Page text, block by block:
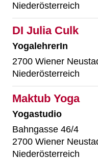
Niederösterreich
DI Julia Culk
YogalehrerIn
2700 Wiener
Niederösterreich
Maktub Yoga
Yogastudio
Bahngasse 46/4
2700 Wiener
Niederösterreich